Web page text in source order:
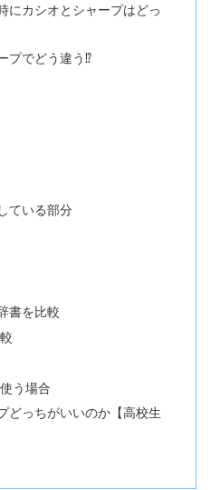
にカシオとシャープはどっ
プでどう違う⁉
ている部分
書を比較
う場合
どっちがいいのか【高校生